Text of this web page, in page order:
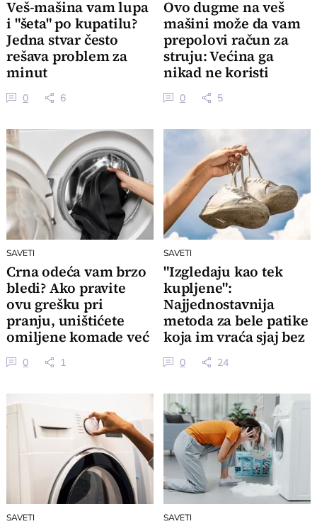
Veš-mašina vam lupa
i "šeta" po kupatilu?
Jedna stvar često
rešava problem za
minut
0 6
Ovo dugme na veš
mašini može da vam
prepolovi račun za
struju: Većina ga
nikad ne koristi
0 5
SAVETI
Crna odeća vam brzo
bledi? Ako pravite
ovu grešku pri
pranju, uništićete
omiljene komade već
posle par meseci
0 1
SAVETI
"Izgledaju kao tek
kupljene":
Najjednostavnija
metoda za bele patike
koja im vraća sjaj bez
veš mašine
0 24
SAVETI SAVETI